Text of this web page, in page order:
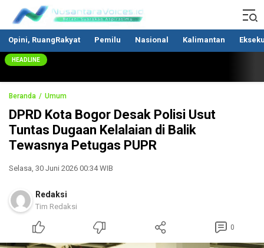
Nusantaravoices.id
Berani Suarakan Aspirasimu
Opini, RuangRakyat Pemilu Nasional Kalimantan
HEADLINE
Beranda Umum
DPRD Kota Bogor Desak Polisi Usut
Tuntas Dugaan Kelalaian di Balik
Tewasnya Petugas PUPR
Selasa, 30 Juni 2026 00:34 WIB
Redaksi
Tim Redaksi
0